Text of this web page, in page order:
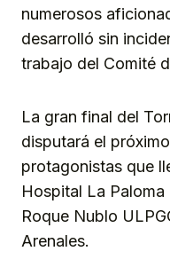
numerosos
desarrolló sin
trabajo del Comité
La gran final del
disputará el
protagonistas que
Hospital La Paloma
Roque Nublo
Arenales.